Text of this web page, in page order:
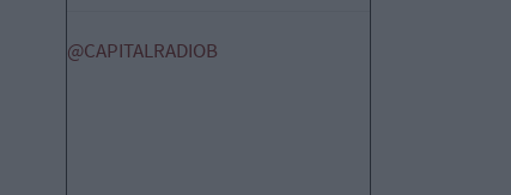
@CAPITALRADIOB